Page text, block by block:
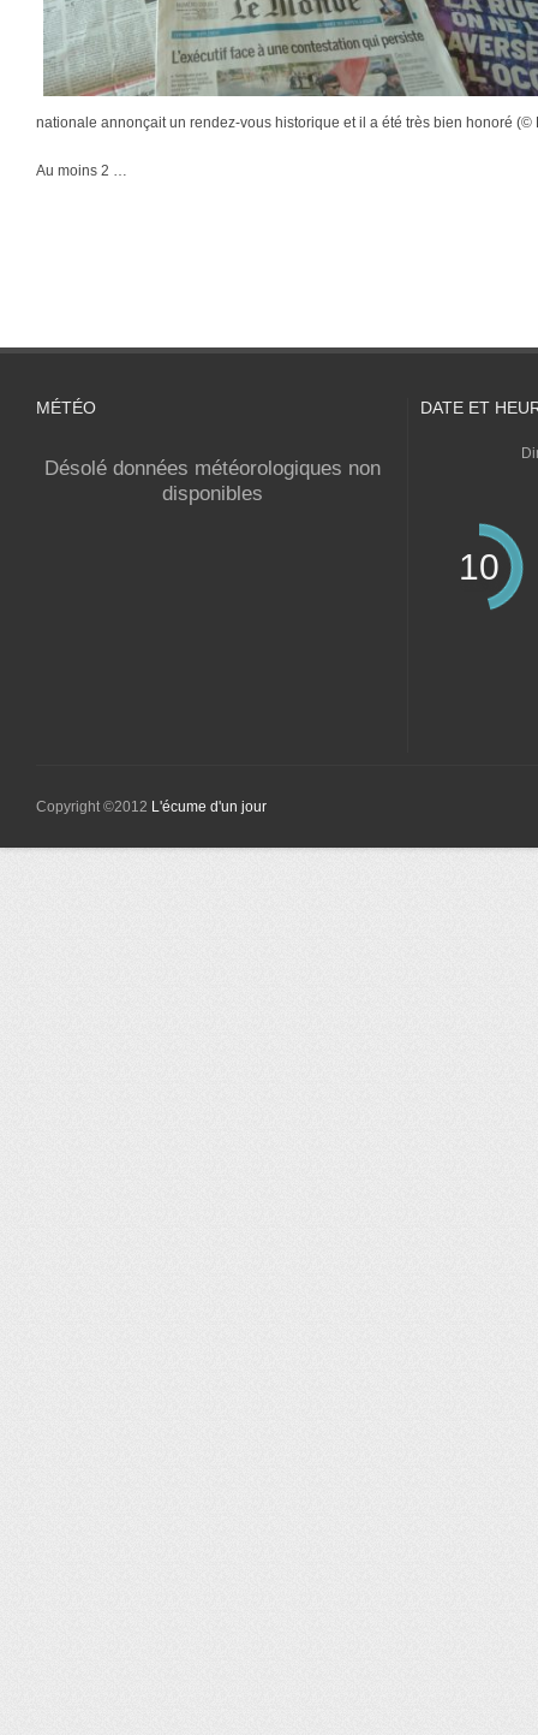
nationale annonçait un rendez-vous historique et il a été très bien honoré (©
Au moins 2 …
MÉTÉO
Désolé données météorologiques non
disponibles
DATE ET
10
Copyright ©2012 L'écume d'un jour